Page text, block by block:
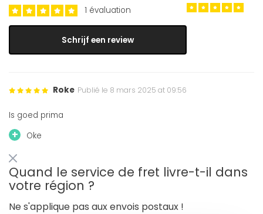
1 évaluation
Schrijf een review
Roke Publié le 8 mars 2025 at 09:56
Is goed prima
+ Oke
Quand le service de fret livre-t-il dans
votre région ?
Ne s'applique pas aux envois postaux !